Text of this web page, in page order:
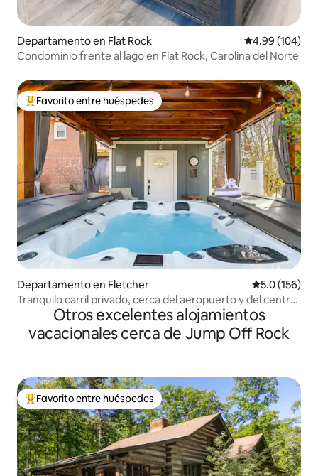
Departamento en Flat Rock Calificación
4.99 (104)
Condominio frente al lago en Flat Rock, Carolina del Norte
De los mejores en Favorito entre huéspedes
Favorito entre huéspedes
Departamento en Fletcher Calificación
5.0 (156)
Tranquilo carril privado, cerca del aeropuerto y del centro
Otros excelentes alojamientos
vacacionales cerca de Jump Off Rock
De los mejores en Favorito entre huéspedes
Favorito entre huéspedes